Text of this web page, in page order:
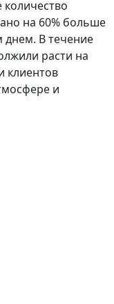
на 60% больше
днем. В течение
расти на
клиентов
и